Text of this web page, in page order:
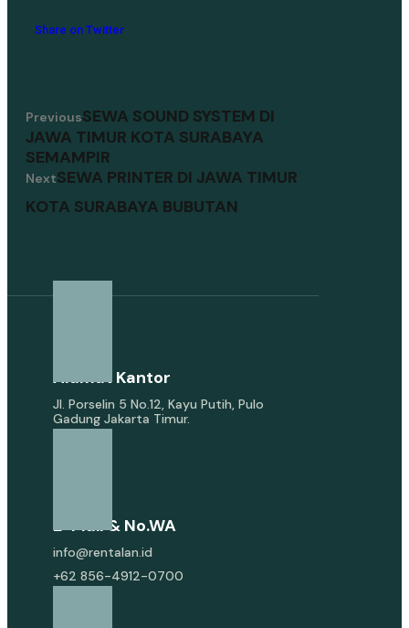
Share on Twitter
PreviousSEWA SOUND SYSTEM DI
JAWA TIMUR KOTA SURABAYA
SEMAMPIR
NextSEWA PRINTER DI JAWA TIMUR
KOTA SURABAYA BUBUTAN
Alamat Kantor
Jl. Porselin 5 No.12, Kayu Putih, Pulo
Gadung Jakarta Timur.
E-Mail & No.WA
info@rentalan.id
+62 856-4912-0700